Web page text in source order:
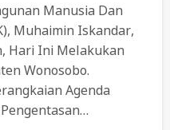
Manusia Dan
Muhaimin Iskandar,
Hari Ini Melakukan
Wonosobo.
Agenda